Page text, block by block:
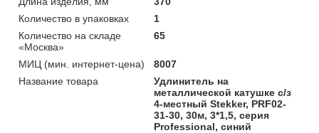
Количество в упаковках
1
Количество на складе
«Москва»
65
МИЦ (мин. интернет-цена)
8007
Название товара
Удлинитель на
металлической катушке с/з
4-местный Stekker, PRF02-
31-30, 30м, 3*1,5, серия
Professional, синий